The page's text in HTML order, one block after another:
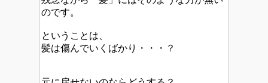
のです。
ということは、
髪は傷んでいくばかり・・・？